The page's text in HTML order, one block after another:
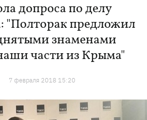
допроса по делу
"Полторак предложил
знаменами
части из Крыма"
7 февраля 2018 15:20